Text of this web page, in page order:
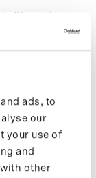
ads, to
our
your use of
and
other
Paypal à
un gros bouton-